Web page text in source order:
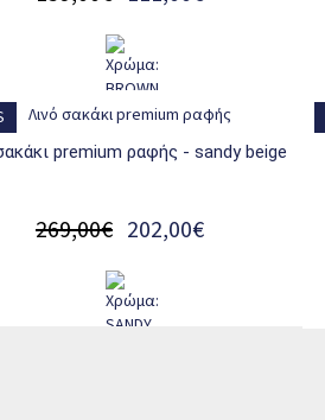
σακάκι premium ραφής - sandy beige
202,00€
269,00€